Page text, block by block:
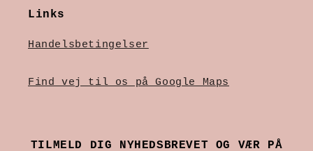
Links
Handelsbetingelser
Find vej til os på Google Maps
TILMELD DIG NYHEDSBREVET OG VÆR PÅ